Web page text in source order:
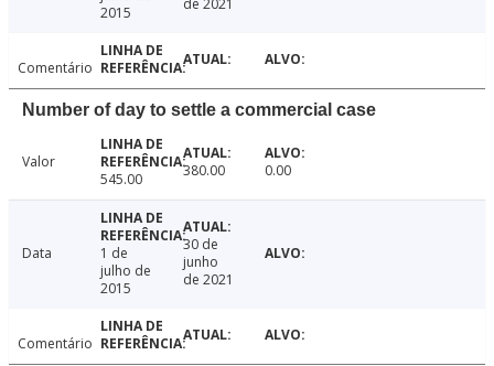
2015
de 2021
Comentário
Number of day to settle a commercial case
Valor
545.00
380.00 0.00
Data
1 de
julho de
2015
30 de
junho
de 2021
Comentário